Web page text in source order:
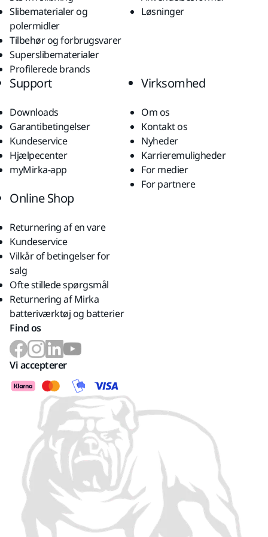
Slibematerialer og
polermidler
Tilbehør og forbrugsvarer
Superslibematerialer
Profilerede brands
Løsninger
Support
Downloads
Garantibetingelser
Kundeservice
Hjælpecenter
myMirka-app
Virksomhed
Om os
Kontakt os
Nyheder
Karrieremuligheder
For medier
For partnere
Online Shop
Returnering af en vare
Kundeservice
Vilkår of betingelser for
salg
Ofte stillede spørgsmål
Returnering af Mirka
batteriværktøj og batterier
Find os
Vi accepterer